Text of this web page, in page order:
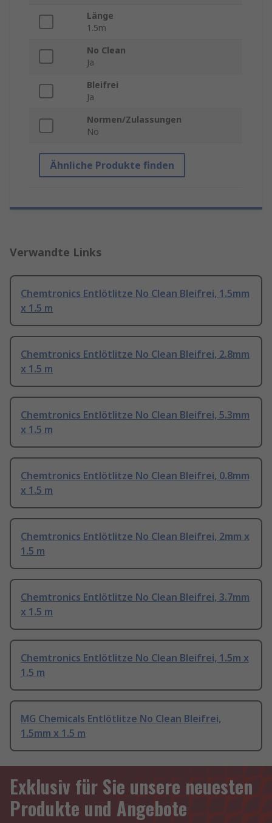
Länge
1.5m
No Clean
Ja
Bleifrei
Ja
Normen/Zulassungen
No
Ähnliche Produkte finden
Verwandte Links
Chemtronics Entlötlitze No Clean Bleifrei, 1.5mm
x 1.5 m
Chemtronics Entlötlitze No Clean Bleifrei, 2.8mm
x 1.5 m
Chemtronics Entlötlitze No Clean Bleifrei, 5.3mm
x 1.5 m
Chemtronics Entlötlitze No Clean Bleifrei, 0.8mm
x 1.5 m
Chemtronics Entlötlitze No Clean Bleifrei, 2mm x
1.5 m
Chemtronics Entlötlitze No Clean Bleifrei, 3.7mm
x 1.5 m
Chemtronics Entlötlitze No Clean Bleifrei, 1.5m x
1.5 m
MG Chemicals Entlötlitze No Clean Bleifrei,
1.5mm x 1.5 m
Exklusiv für Sie unsere neuesten
Produkte und Angebote